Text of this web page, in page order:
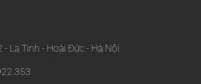
La Tinh - Hoài Đức - Hà Nội